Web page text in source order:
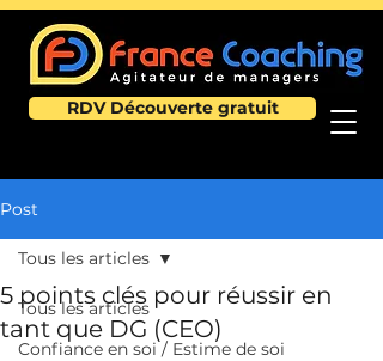
RDV Découverte gratuit
Post
Tous les articles
Confiance en soi / Estime de soi
Tous les articles
5 points clés pour réussir en
tant que DG (CEO)